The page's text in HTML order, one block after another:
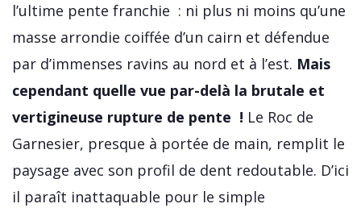
l’ultime pente franchie : ni plus ni moins qu’une
masse arrondie coiffée d’un cairn et défendue
par d’immenses ravins au nord et à l’est. Mais
cependant quelle vue par-delà la brutale et
vertigineuse rupture de pente ! Le Roc de
Garnesier, presque à portée de main, remplit le
paysage avec son profil de dent redoutable. D’ici
il paraît inattaquable pour le simple